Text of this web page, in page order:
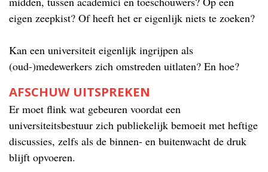
eigen zeepkist? Of heeft het er eigenlijk niets te zoeken?
Kan een universiteit eigenlijk ingrijpen als
(oud-)medewerkers zich omstreden uitlaten? En hoe?
AFSCHUW UITSPREKEN
Er moet flink wat gebeuren voordat een
universiteitsbestuur zich publiekelijk bemoeit met heftige
discussies, zelfs als de binnen- en buitenwacht de druk
blijft opvoeren.